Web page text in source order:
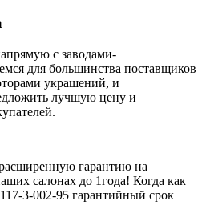
с заводами-
для большинства поставщиков
украшений, и
лучшую цену и
гарантию на
салонах до 1года! Когда как
3-002-95 гарантийный срок